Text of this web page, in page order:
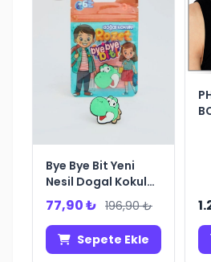
Bye Bye Bit Yeni
Nesil Dogal Kokulu
Bit Rozeti
77,90 ₺ 196,90 ₺
Sepete Ekle